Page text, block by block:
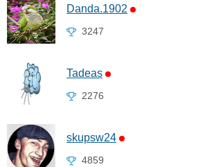
Danda.1902
3247
Tadeas
2276
skupsw24
4859